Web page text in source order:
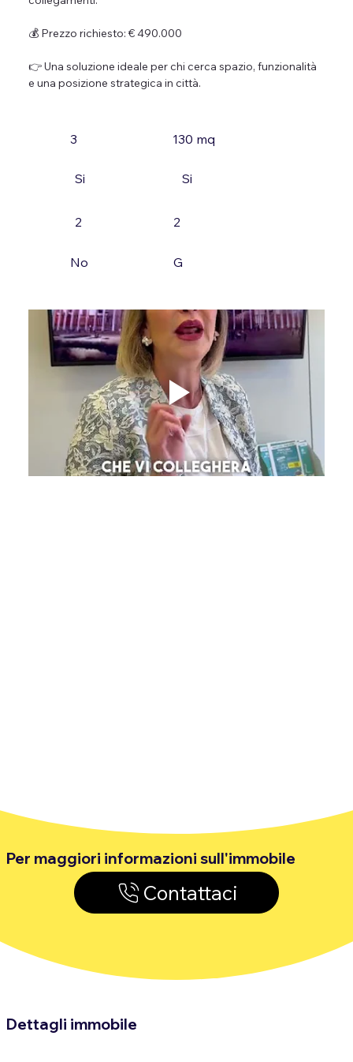
💰 Prezzo richiesto: € 490.000
👉 Una soluzione ideale per chi cerca spazio, funzionalità
e una posizione strategica in città.
3
Si
2
No
130 mq
Si
2
G
Per maggiori informazioni sull'immobile
Contattaci
Dettagli immobile